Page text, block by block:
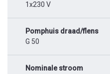
1x230 V
Pomphuis draad/flens
G 50
Nominale stroom